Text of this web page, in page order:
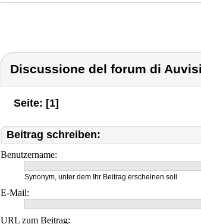
Discussione del forum di
Seite: [1]
Beitrag schreiben:
Benutzername:
Synonym, unter dem Ihr Beitrag erscheinen soll
E-Mail:
URL zum Beitrag: